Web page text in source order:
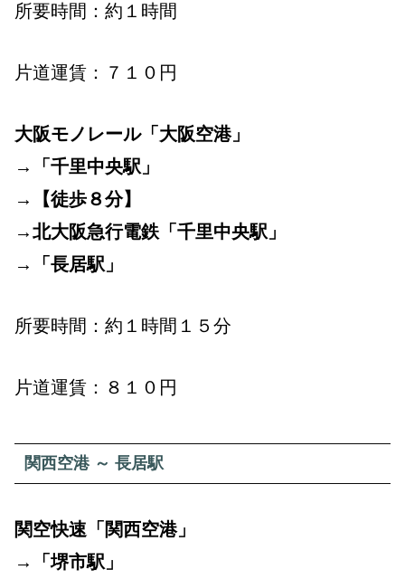
所要時間：約１時間
片道運賃：７１０円
大阪モノレール「大阪空港」
→「千里中央駅」
→【徒歩８分】
→北大阪急行電鉄「千里中央駅」
→「長居駅」
所要時間：約１時間１５分
片道運賃：８１０円
関西空港 ～ 長居駅
関空快速「関西空港」
→「堺市駅」